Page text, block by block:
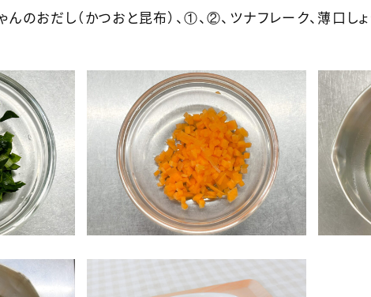
んのおだし（かつおと昆布）、①、②、ツナフレーク、薄口し